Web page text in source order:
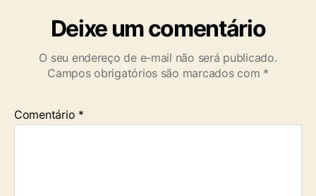
Deixe um comentário
O seu endereço de e-mail não será publicado.
Campos obrigatórios são marcados com *
Comentário *